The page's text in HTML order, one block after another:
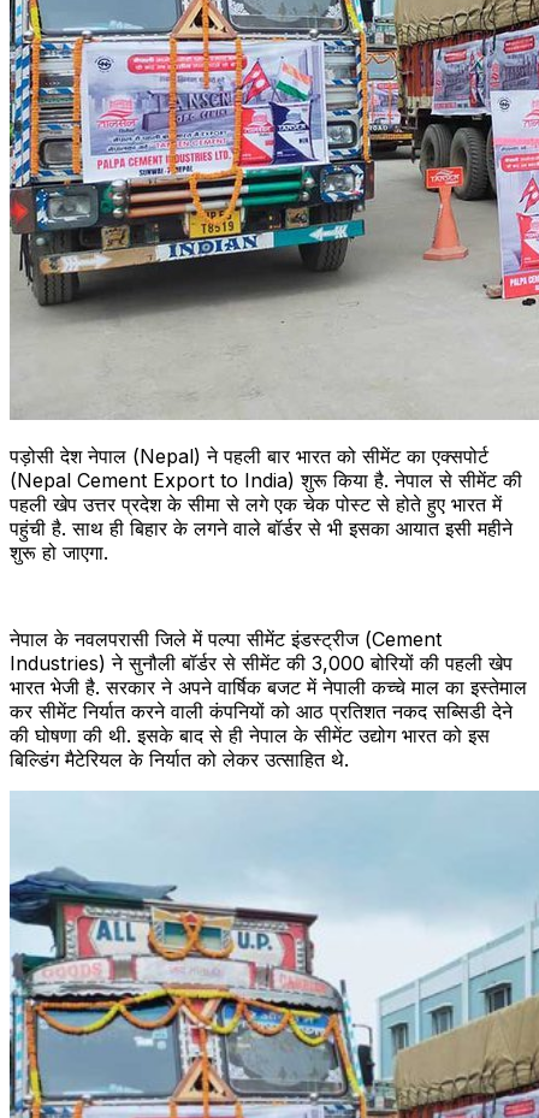
पड़ोसी देश नेपाल (Nepal) ने पहली बार भारत को सीमेंट का एक्सपोर्ट
(Nepal Cement Export to India) शुरू किया है. नेपाल से सीमेंट की
पहली खेप उत्तर प्रदेश के सीमा से लगे एक चेक पोस्ट से होते हुए भारत में
पहुंची है. साथ ही बिहार के लगने वाले बॉर्डर से भी इसका आयात इसी महीने
शुरू हो जाएगा.
नेपाल के नवलपरासी जिले में पल्पा सीमेंट इंडस्ट्रीज (Cement
Industries) ने सुनौली बॉर्डर से सीमेंट की 3,000 बोरियों की पहली खेप
भारत भेजी है. सरकार ने अपने वार्षिक बजट में नेपाली कच्चे माल का इस्तेमाल
कर सीमेंट निर्यात करने वाली कंपनियों को आठ प्रतिशत नकद सब्सिडी देने
की घोषणा की थी. इसके बाद से ही नेपाल के सीमेंट उद्योग भारत को इस
बिल्डिंग मैटेरियल के निर्यात को लेकर उत्साहित थे.